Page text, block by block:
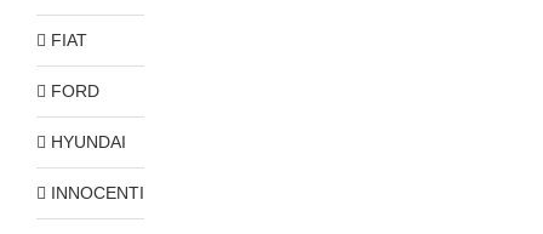
FIAT
FORD
HYUNDAI
INNOCENTI